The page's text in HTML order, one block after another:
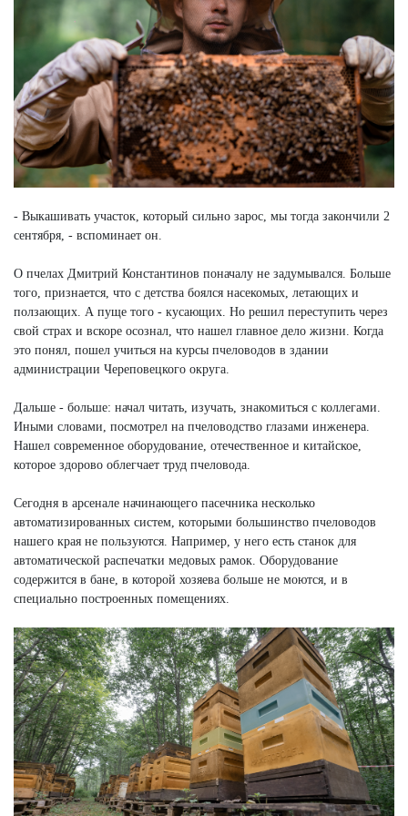
- Выкашивать участок, который сильно зарос, мы тогда закончили 2
сентября, - вспоминает он.
О пчелах Дмитрий Константинов поначалу не задумывался. Больше
того, признается, что с детства боялся насекомых, летающих и
ползающих. А пуще того - кусающих. Но решил переступить через
свой страх и вскоре осознал, что нашел главное дело жизни. Когда
это понял, пошел учиться на курсы пчеловодов в здании
администрации Череповецкого округа.
Дальше - больше: начал читать, изучать, знакомиться с коллегами.
Иными словами, посмотрел на пчеловодство глазами инженера.
Нашел современное оборудование, отечественное и китайское,
которое здорово облегчает труд пчеловода.
Сегодня в арсенале начинающего пасечника несколько
автоматизированных систем, которыми большинство пчеловодов
нашего края не пользуются. Например, у него есть станок для
автоматической распечатки медовых рамок. Оборудование
содержится в бане, в которой хозяева больше не моются, и в
специально построенных помещениях.